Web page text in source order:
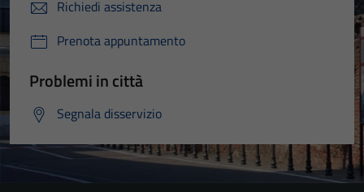
Richiedi assistenza
Prenota appuntamento
Problemi in città
Segnala disservizio